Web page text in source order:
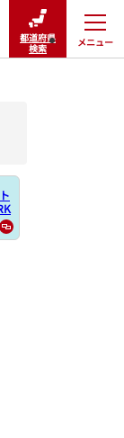
都道府県
検索
メニュー
閉じる